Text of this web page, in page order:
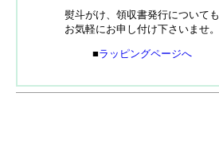
熨斗がけ、領収書発行についても
お気軽にお申し付け下さいませ。
■ラッピングページへ